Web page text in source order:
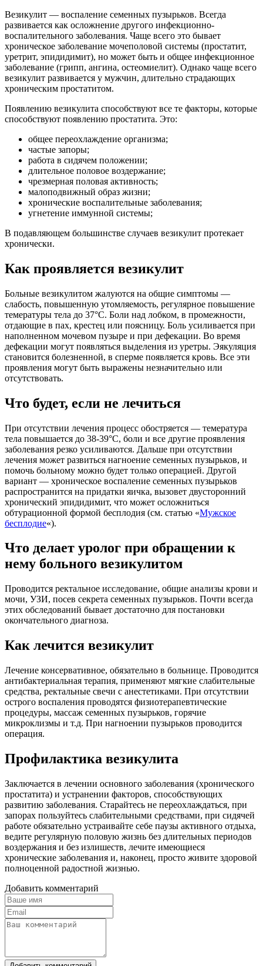
Везикулит — воспаление семенных пузырьков. Всегда
развивается как осложнение другого инфекционно-
воспалительного заболевания. Чаще всего это бывает
хроническое заболевание мочеполовой системы (простатит,
уретрит, эпидидимит), но может быть и общее инфекционное
заболевание (грипп, ангина, остеомиелит). Однако чаще всего
везикулит развивается у мужчин, длительно страдающих
хроническим простатитом.
Появлению везикулита способствуют все те факторы, которые
способствуют появлению простатита. Это:
общее переохлаждение организма;
частые запоры;
работа в сидячем положении;
длительное половое воздержание;
чрезмерная половая активность;
малоподвижный образ жизни;
хронические воспалительные заболевания;
угнетение иммунной системы;
В подавляющем большинстве случаев везикулит протекает
хронически.
Как проявляется везикулит
Больные везикулитом жалуются на общие симптомы —
слабость, повышенную утомляемость, регулярное повышение
темературы тела до 37°С. Боли над лобком, в промежности,
отдающие в пах, крестец или поясницу. Боль усиливается при
наполненном мочевом пузыре и при дефекации. Во время
дефекации могут появляться выделения из уретры. Эякуляция
становится болезненной, в сперме появляется кровь. Все эти
проявления могут быть выражены незначительно или
отсутствовать.
Что будет, если не лечиться
При отсутствии лечения процесс обостряется — темература
тела повышается до 38-39°С, боли и все другие проявления
заболевания резко усиливаются. Дальше при отсутствии
лечения может развиться нагноение семенных пузырьков, и
помочь больному можно будет только операцией. Другой
вариант — хроническое воспаление семенных пузырьков
распространится на придатки яичка, вызовет двусторонний
хронический эпидидимит, что может осложниться
обтурационной формой бесплодия (см. статью «Мужское
бесплодие«).
Что делает уролог при обращении к
нему больного везикулитом
Проводится ректальное исследование, общие анализы крови и
мочи, УЗИ, посев секрета семенных пузырьков. Почти всегда
этих обследований бывает достаточно для постановки
окончательного диагноза.
Как лечится везикулит
Лечение консервативное, обязательно в больнице. Проводится
антибактериальная терапия, применяют мягкие слабительные
средства, ректальные свечи с анестетиками. При отсутствии
острого воспаления проводятся физиотерапевтические
процедуры, массаж семенных пузырьков, горячие
микроклизмы и т.д. При нагноении пузырьков проводится
операция.
Профилактика везикулита
Заключается в лечении основного заболевания (хронического
простатита) и устранении факторов, способствующих
развитию заболевания. Старайтесь не переохлаждаться, при
запорах пользуйтесь слабительными средствами, при сидячей
работе обязательно устраивайте себе паузы активного отдыха,
ведите регулярную половую жизнь без длительных периодов
воздержания и без излишеств, лечите имеющиеся
хронические заболевания и, наконец, просто живите здоровой
полноценной радостной жизнью.
Добавить комментарий